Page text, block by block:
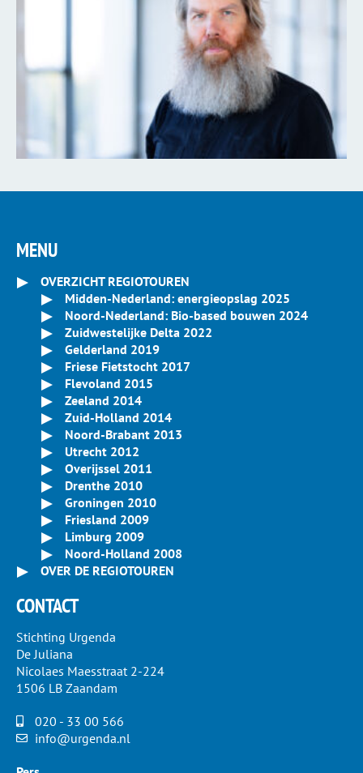
MENU
OVERZICHT REGIOTOUREN
Midden-Nederland: energieopslag 2025
Noord-Nederland: Bio-based bouwen 2024
Zuidwestelijke Delta 2022
Gelderland 2019
Friese Fietstocht 2017
Flevoland 2015
Zeeland 2014
Zuid-Holland 2014
Noord-Brabant 2013
Utrecht 2012
Overijssel 2011
Drenthe 2010
Groningen 2010
Friesland 2009
Limburg 2009
Noord-Holland 2008
OVER DE REGIOTOUREN
CONTACT
Stichting Urgenda
De Juliana
Nicolaes Maesstraat 2-224
1506 LB Zaandam
020 - 33 00 566
info@urgenda.nl